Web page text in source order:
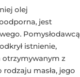
olej
jest
Pomysłodawcą
istnienie,
otrzymywanym z
masła, jego